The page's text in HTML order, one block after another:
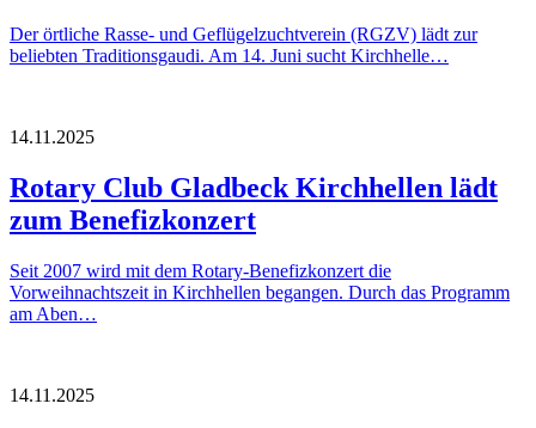
Der örtliche Rasse- und Geflügelzuchtverein (RGZV) lädt zur
beliebten Traditionsgaudi. Am 14. Juni sucht Kirchhelle…
14.11.2025
Rotary Club Gladbeck Kirchhellen lädt
zum Benefizkonzert
Seit 2007 wird mit dem Rotary-Benefizkonzert die
Vorweihnachtszeit in Kirchhellen begangen. Durch das Programm
am Aben…
14.11.2025